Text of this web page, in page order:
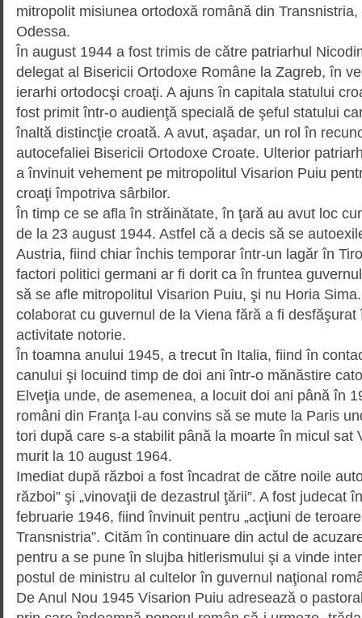
mitropolit misiunea ortodoxă româ­nă din
Odessa.
În august 1944 a fost trimis de către patriarhul
delegat al Bisericii Ortodoxe Române la Zagreb, în
ierarhi ortodocşi croaţi. A ajuns în capitala statului
fost primit într-o audienţă spe­cială de şeful statului
înaltă distincţie croată. A avut, aşadar, un rol în
autocefaliei Bisericii Ortodoxe Croate. Ulterior
a învinuit vehement pe mitro­politul Visarion Puiu
croaţi împotriva sârbilor.
În timp ce se afla în străinătate, în ţară au avut loc
de la 23 august 1944. Astfel că a decis să se
Austria, fiind chiar închis tempo­rar într-un lagăr în
factori politici germani ar fi dorit ca în fruntea
să se afle mitropolitul Visarion Puiu, şi nu Horia
colaborat cu guvernul de la Viena fără a fi
activitate notorie.
În toamna anului 1945, a trecut în Italia, fiind în
canului şi locuind timp de doi ani într-o mănăstire
Elveţia unde, de asemenea, a locuit doi ani până în
români din Franţa l-au convins să se mute la Paris
tori după care s-a stabilit până la moarte în micul sat
murit la 10 august 1964.
Imediat după război a fost încadrat de către noile
război” şi „vinovaţii de dezastrul ţării”. A fost judecat
februarie 1946, fiind învinuit pentru „acţiuni de
Transnistria”. Cităm în continuare din actul de
pentru a se pune în slujba hitlerismului şi a vinde
pos­tul de ministru al cultelor în guvernul naţional
De Anul Nou 1945 Visarion Puiu adresează o